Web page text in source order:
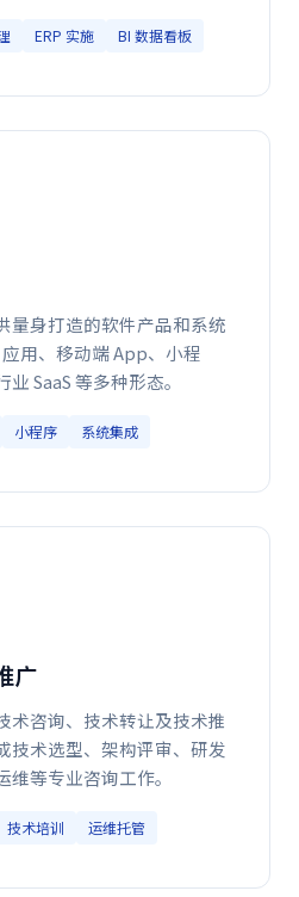
ERP 实施 BI 数据看板
量身打造的软件产品和系统
用、移动端 App、小程
SaaS 等多种形态。
小程序 系统集成
广
术咨询、技术转让及技术推
技术选型、架构评审、研发
等专业咨询工作。
技术培训 运维托管